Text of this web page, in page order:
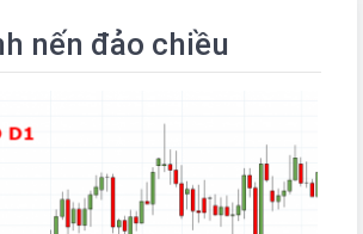
nến đảo chiều